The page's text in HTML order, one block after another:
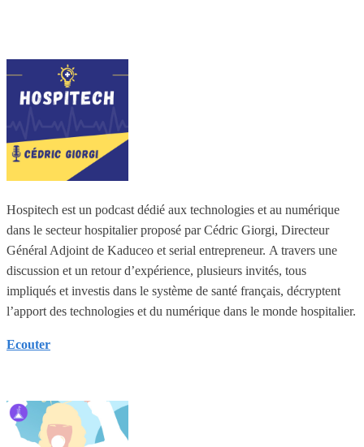
Hospitech est un podcast dédié aux technologies et au numérique
dans le secteur hospitalier proposé par Cédric Giorgi, Directeur
Général Adjoint de Kaduceo et serial entrepreneur. A travers une
discussion et un retour d’expérience, plusieurs invités, tous
impliqués et investis dans le système de santé français, décryptent
l’apport des technologies et du numérique dans le monde hospitalier.
Ecouter